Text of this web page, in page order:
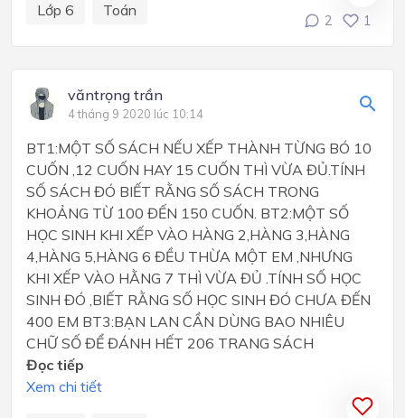
Lớp 6 Toán
2 1
văntrọng trần
4 tháng 9 2020 lúc 10:14
BT1:MỘT SỐ SÁCH NẾU XẾP THÀNH TỪNG BÓ 10
CUỐN ,12 CUỐN HAY 15 CUỐN THÌ VỪA ĐỦ.TÍNH
SỐ SÁCH ĐÓ BIẾT RẰNG SỐ SÁCH TRONG
KHOẢNG TỪ 100 ĐẾN 150 CUỐN. BT2:MỘT SỐ
HỌC SINH KHI XẾP VÀO HÀNG 2,HÀNG 3,HÀNG
4,HÀNG 5,HÀNG 6 ĐỀU THỪA MỘT EM ,NHƯNG
KHI XẾP VÀO HẰNG 7 THÌ VỪA ĐỦ .TÍNH SỐ HỌC
SINH ĐÓ ,BIẾT RẰNG SỐ HỌC SINH ĐÓ CHƯA ĐẾN
400 EM BT3:BẠN LAN CẦN DÙNG BAO NHIÊU
CHỮ SỐ ĐỂ ĐÁNH HẾT 206 TRANG SÁCH
Đọc tiếp
Xem chi tiết